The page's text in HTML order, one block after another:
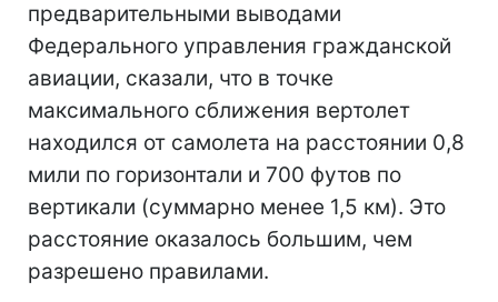
предварительными выводами
Федерального управления гражданской
авиации, сказали, что в точке
максимального сближения вертолет
находился от самолета на расстоянии 0,8
мили по горизонтали и 700 футов по
вертикали (суммарно менее 1,5 км). Это
расстояние оказалось большим, чем
разрешено правилами.